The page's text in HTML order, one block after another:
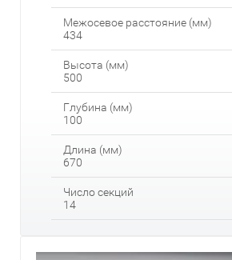
Межосевое расстояние (мм)
434
Высота (мм)
500
Глубина (мм)
100
Длина (мм)
670
Число секций
14